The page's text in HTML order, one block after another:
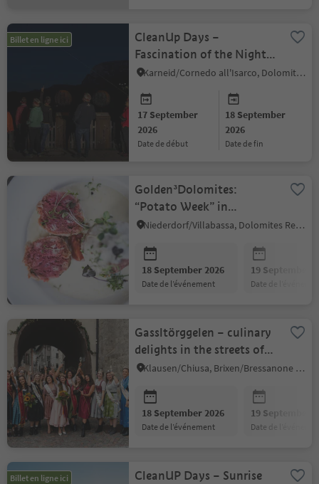
Billet en ligne ici
CleanUp Days –
Fascination of the Night
& Starry Sky – a Night
Karneid/Cornedo all'Isarco, Dolomites Region Eggental
17 September
2026
date de début
18 September
2026
date de fin
Golden³Dolomites:
“Potato Week” in
Villabassa
Niederdorf/Villabassa, Dolomites Region 3 Zinnen
18 September 2026
date de l’événement
19 September
date de
Gassltörggelen – culinary
delights in the streets of
Chiusa/Klausen
Klausen/Chiusa, Brixen/Bressanone and environs
18 September 2026
date de l’événement
19 September
date de
Billet en ligne ici
CleanUP Days – Sunrise